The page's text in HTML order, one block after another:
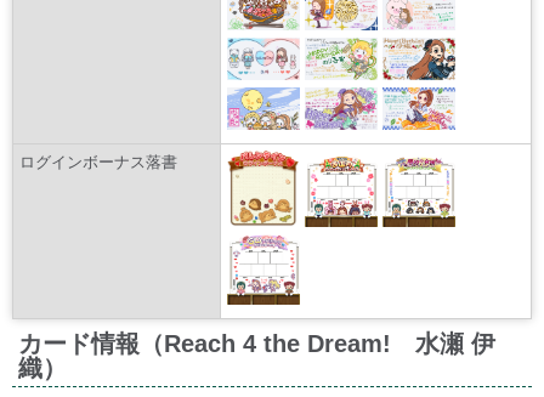
ログインボーナス落書
カード情報（Reach 4 the Dream! 水瀬 伊
織）